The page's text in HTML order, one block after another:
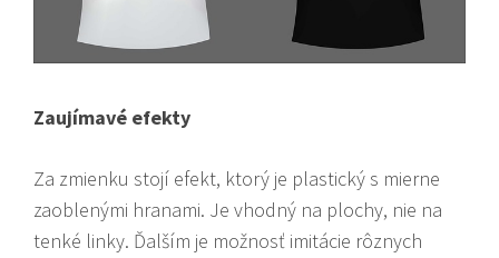
Zaujímavé efekty
Za zmienku stojí efekt, ktorý je plastický s mierne
zaoblenými hranami. Je vhodný na plochy, nie na
tenké linky. Ďalším je možnosť imitácie rôznych